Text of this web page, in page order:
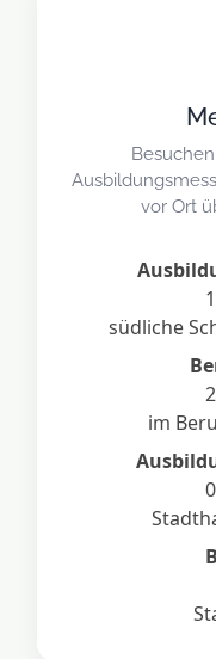
vor Ort
südliche
im